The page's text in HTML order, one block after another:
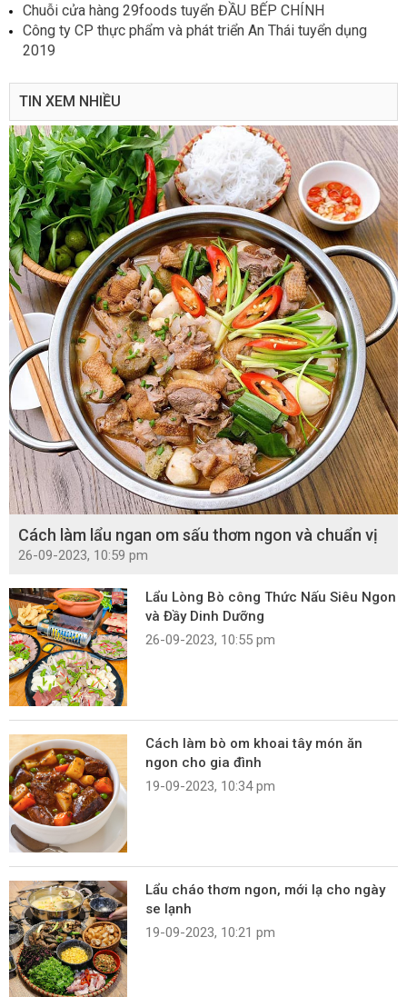
Chuỗi cửa hàng 29foods tuyển ĐẦU BẾP CHÍNH
Công ty CP thực phẩm và phát triển An Thái tuyển dụng
2019
TIN XEM NHIỀU
Cách làm lẩu ngan om sấu thơm ngon và chuẩn vị
26-09-2023, 10:59 pm
Lẩu Lòng Bò công Thức Nấu Siêu Ngon
và Đầy Dinh Dưỡng
26-09-2023, 10:55 pm
Cách làm bò om khoai tây món ăn
ngon cho gia đình
19-09-2023, 10:34 pm
Lẩu cháo thơm ngon, mới lạ cho ngày
se lạnh
19-09-2023, 10:21 pm